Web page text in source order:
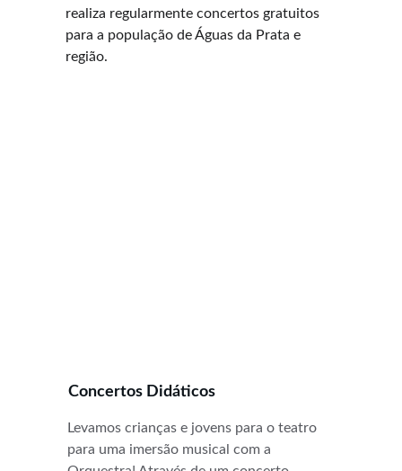
realiza regularmente concertos gratuitos
para a população de Águas da Prata e
região.
Concertos Didáticos
Levamos crianças e jovens para o teatro
para uma imersão musical com a